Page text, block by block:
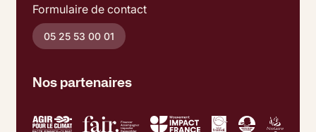
Formulaire de contact
05 25 53 00 01
Nos partenaires